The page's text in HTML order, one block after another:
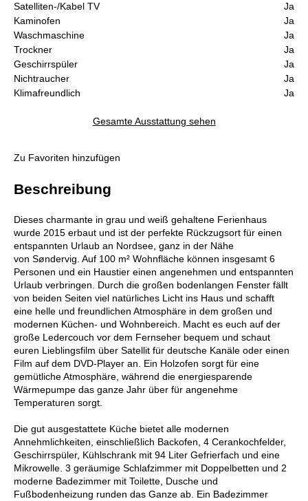
Satelliten-/Kabel TV
Ja
Kaminofen
Ja
Waschmaschine
Ja
Trockner
Ja
Geschirrspüler
Ja
Nichtraucher
Ja
Klimafreundlich
Ja
Gesamte Ausstattung sehen
Zu Favoriten hinzufügen
Beschreibung
Dieses charmante in grau und weiß gehaltene Ferienhaus
wurde 2015 erbaut und ist der perfekte Rückzugsort für einen
entspannten Urlaub an Nordsee, ganz in der Nähe
von Søndervig. Auf 100 m² Wohnfläche können insgesamt 6
Personen und ein Haustier einen angenehmen und entspannten
Urlaub verbringen. Durch die großen bodenlangen Fenster fällt
von beiden Seiten viel natürliches Licht ins Haus und schafft
eine helle und freundlichen Atmosphäre in dem großen und
modernen Küchen- und Wohnbereich. Macht es euch auf der
große Ledercouch vor dem Fernseher bequem und schaut
euren Lieblingsfilm über Satellit für deutsche Kanäle oder einen
Film auf dem DVD-Player an. Ein Holzofen sorgt für eine
gemütliche Atmosphäre, während die energiesparende
Wärmepumpe das ganze Jahr über für angenehme
Temperaturen sorgt.
Die gut ausgestattete Küche bietet alle modernen
Annehmlichkeiten, einschließlich Backofen, 4 Cerankochfelder,
Geschirrspüler, Kühlschrank mit 94 Liter Gefrierfach und eine
Mikrowelle. 3 geräumige Schlafzimmer mit Doppelbetten und 2
moderne Badezimmer mit Toilette, Dusche und
Fußbodenheizung runden das Ganze ab. Ein Badezimmer